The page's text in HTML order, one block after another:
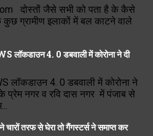
दोस्तों जैसे सभी को पता है के कैसे
ग्रामीण इलाकों में बल काटने वाले
4. 0 डबवाली में कोरोना ने दी
लॉकडाउन 4. 0 डबवाली में कोरोना ने
प्रेम नगर व रवि दास नगर में पंजाब से
तरफ से घेरा तो गैंगस्टर्स ने समाप्त कर